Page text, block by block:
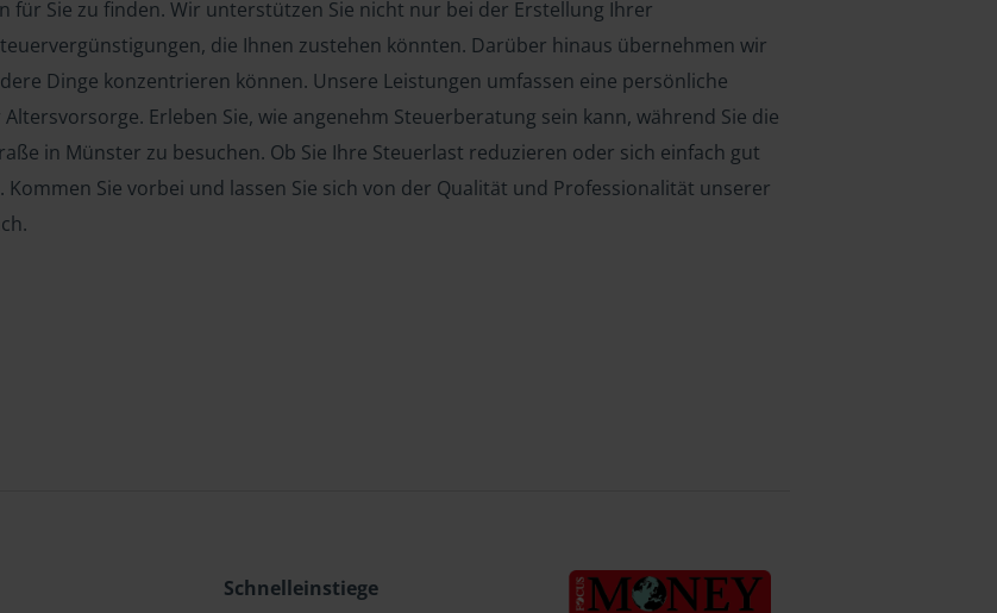
Sie zu finden. Wir unterstützen Sie nicht nur bei der Erstellung Ihrer
die Ihnen zustehen könnten. Darüber hinaus übernehmen wir
Dinge konzentrieren können. Unsere Leistungen umfassen eine persönliche
Erleben Sie, wie angenehm Steuerberatung sein kann, während Sie die
in Münster zu besuchen. Ob Sie Ihre Steuerlast reduzieren oder sich einfach gut
Sie vorbei und lassen Sie sich von der Qualität und Professionalität unserer
Schnelleinstiege